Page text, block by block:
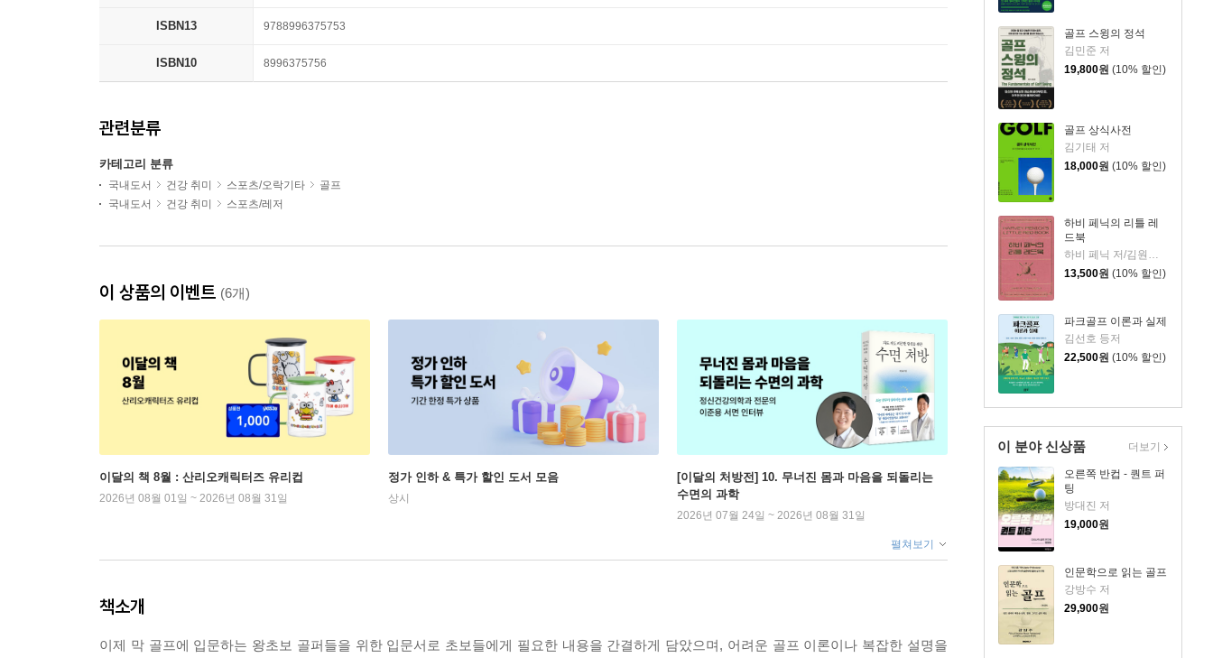
골프 스윙의 정석
김민준 저
19,800원 (10% 할인)
골프 상식사전
김기태 저
18,000원 (10% 할인)
하비 페닉의 리틀 레
드북
하비 페닉 저/김원중 역
13,500원 (10% 할인)
파크골프 이론과 실제
김선호 등저
22,500원 (10% 할인)
이 분야 신상품
오른쪽 반컵 - 퀀트 퍼
팅
방대진 저
19,000원
인문학으로 읽는 골프
강방수 저
29,900원
더보기
ISBN13 9788996375753
ISBN10 8996375756
관련분류
카테고리 분류
국내도서 건강 취미 스포츠/오락기타
골프
국내도서
건강 취미 스포츠/레저
이 상품의 이벤트 (6개)
이달의 책 8월 : 산리오캐릭터즈 유리컵
2026년 08월 01일 ~ 2026년 08월 31일
정가 인하 & 특가 할인 도서 모음
상시
[이달의 처방전] 10. 무너진 몸과 마음을 되돌리는
수면의 과학
2026년 07월 24일 ~ 2026년 08월 31일
펼쳐보기
책소개
이제 막 골프에 입문하는 왕초보 골퍼들을 위한 입문서로 초보들에게 필요한 내용을 간결하게 담았으며, 어려운 골프 이론이나 복잡한 설명을